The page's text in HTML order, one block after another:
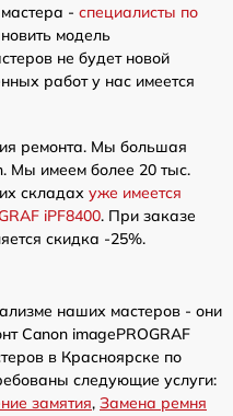
- специалисты по
модель
не будет новой
работ у нас имеется
ремонта. Мы большая
Мы имеем более 20 тыс.
складах уже имеется
iPF8400. При заказе
скидка -25%.
наших мастеров - они
Canon imagePROGRAF
в Красноярске по
следующие услуги:
замятия, Замена ремня